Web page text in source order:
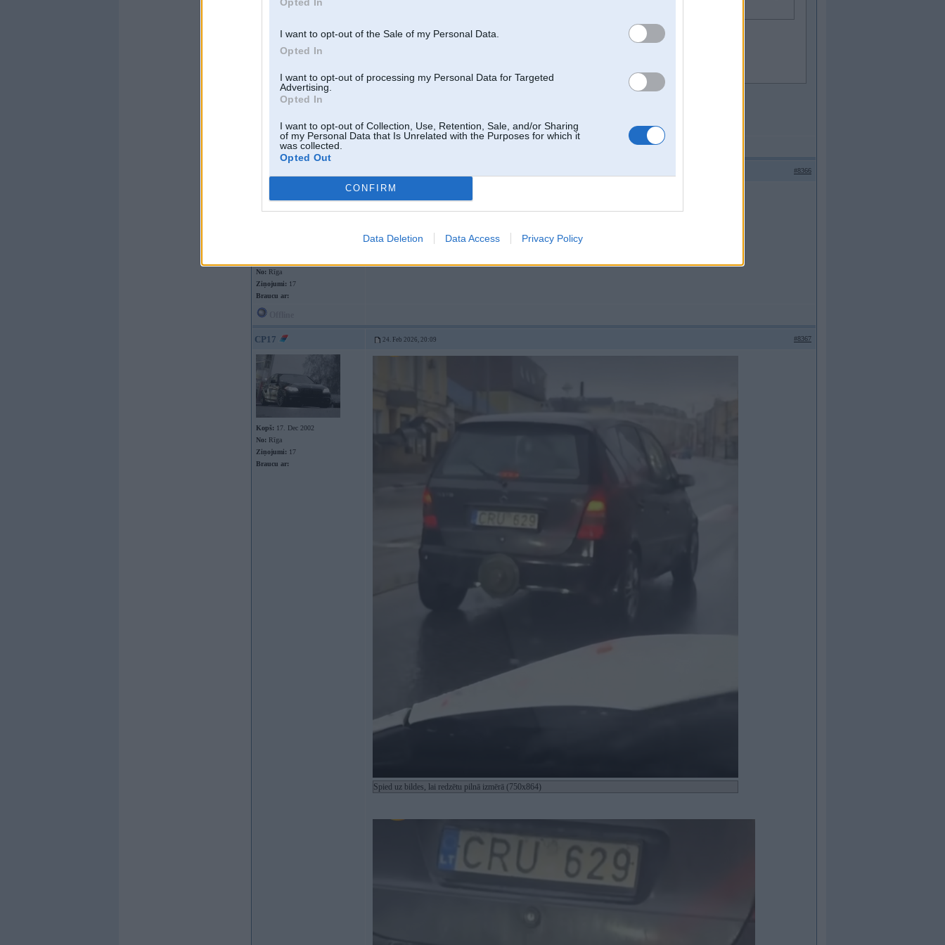
I want to opt-out of the Sale of my Personal Data.
Opted In
I want to opt-out of processing my Personal Data for Targeted
Advertising.
Opted In
I want to opt-out of Collection, Use, Retention, Sale, and/or Sharing
of my Personal Data that Is Unrelated with the Purposes for which it
was collected.
Opted Out
CONFIRM
Data Deletion Data Access Privacy Policy
Personas nolaupīšanas organizēšanā vainotais Krūmiņš neierodas uz izdošanu Vācijai
šī persona bija tai tiktok video, kad apzaga RSA
Offline
#8366
No: Rīga
Ziņojumi: 17
Braucu ar:
OLIMPISKAJĀ CIEMATĀ TRĪS DIENU LAIKĀ BEIDZAS PREZERVATĪVI
CP17 24. Feb 2026, 20:09 #8367
Kopš: 17. Dec 2002
No: Rīga
Ziņojumi: 17
Braucu ar:
Spied uz bildes, lai redzētu pilnā izmērā (750x864)